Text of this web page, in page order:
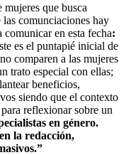
que busca
comunciaciones hay
comunicar en esta fecha:
es el puntapié inicial de
comparen a las mujeres
trato especial con ellas;
beneficios,
siendo que el contexto
reflexionar sobre un
en género.
la redacción,